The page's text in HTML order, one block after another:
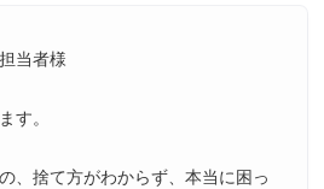
当者様
す。
、捨て方がわからず、本当に困っ